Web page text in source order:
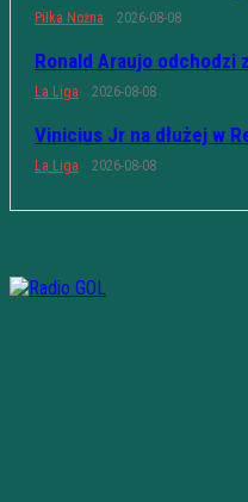
Piłka Nożna 2026-08-08
Ronald Araujo odchodzi
La Liga 2026-08-08
Vinicius Jr na dłużej w
La Liga 2026-08-08